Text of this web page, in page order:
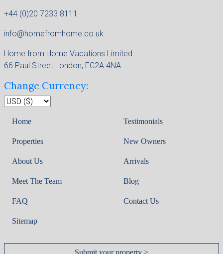
+44 (0)20 7233 8111
info@homefromhome.co.uk
Home from Home Vacations Limited
66 Paul Street London, EC2A 4NA
Change Currency:
Home
Properties
About Us
Meet The Team
FAQ
Sitemap
Testimonials
New Owners
Arrivals
Blog
Contact Us
Submit your property >